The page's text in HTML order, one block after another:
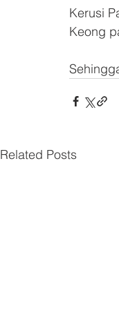
Kerusi
Keong
Related Posts